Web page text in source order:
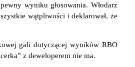
wyniku głosowania. Włodarz
wątpliwości i deklarował, że
gali dotyczącej wyników RBO
z deweloperem nie ma.